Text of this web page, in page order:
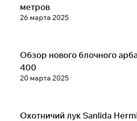
26 марта 2025
метров
Обзоры луков, арбалетов, и
20 марта 2025
Обзор нового блочного
400
Обзоры луков, арбалетов, и
Охотничий лук Sanlida